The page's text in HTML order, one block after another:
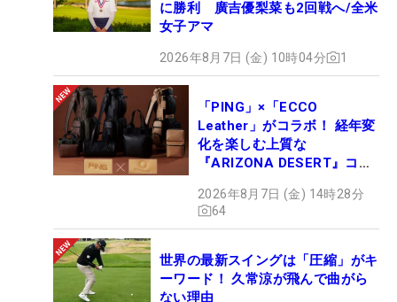
に勝利 廣吉優梨菜も2回戦へ/全米
女子アマ
2026年8月7日 (金) 10時04分 1
「PING」×「ECCO
Leather」がコラボ！ 経年変
化を楽しむ上質な
『ARIZONA DESERT』コレ
ュー
2026年8月7日 (金) 14時28分
64
世界の最新スイングは「圧縮」がキ
ーワード！ 久常涼が飛んで曲がら
ない理由